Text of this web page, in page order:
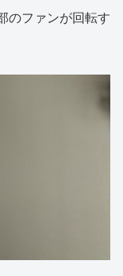
のファンが回転す